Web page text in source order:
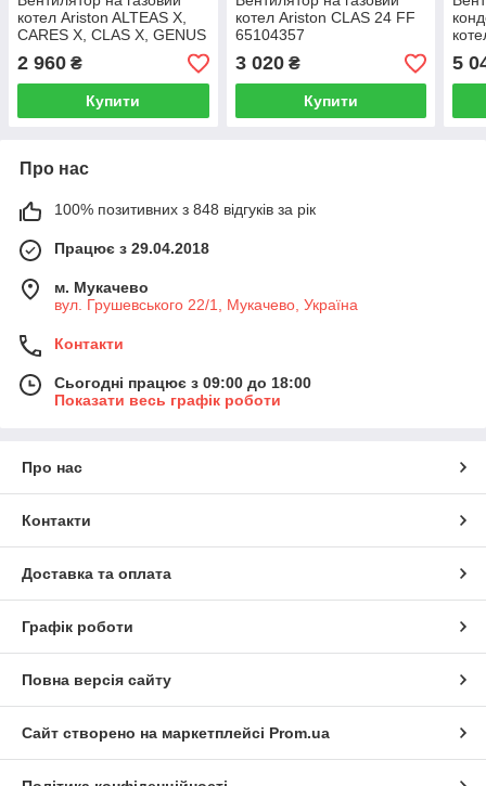
котел Ariston ALTEAS X,
CARES X, CLAS X, GENUS
X, HS Х 24 кВт 65115813
2 960 ₴
Купити
котел Ariston CLAS 24 FF
65104357
3 020₴
Купити
5
Про нас
100% позитивних з 848 відгуків за рік
Працює з 29.04.2018
м. Мукачево
вул. Грушевського 22/1, Мукачево, Україна
Контакти
Сьогодні працює з 09:00 до 18:00
Показати весь графік роботи
Про нас
Контакти
Доставка та оплата
Графік роботи
Повна версія сайту
Сайт створено на маркетплейсі Prom.ua